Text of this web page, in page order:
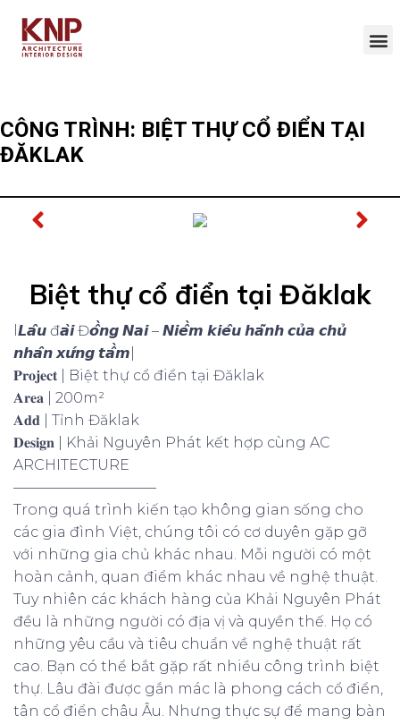
CÔNG TRÌNH: BIỆT THỰ CỔ ĐIỂN TẠI
ĐĂKLAK
Biệt thự cổ điển tại Đăklak
l𝙇𝙖̂𝙪 đ𝙖̀𝙞 Đ𝙤̂̀𝙣𝙜 𝙉𝙖𝙞 – 𝙉𝙞𝙚̂̀𝙢 𝙠𝙞𝙚̂𝙪 𝙝𝙖̃𝙣𝙝 𝙘𝙪̉𝙖 𝙘𝙝𝙪̉
𝙣𝙝𝙖̂𝙣 𝙭𝙪̛́𝙣𝙜 𝙩𝙖̂̀𝙢|
𝐏𝐫𝐨𝐣𝐞𝐜𝐭 | Biệt thự cổ điển tại Đăklak
𝐀𝐫𝐞𝐚 | 200m²
𝐀𝐝𝐝 | Tỉnh Đăklak
𝐃𝐞𝐬𝐢𝐠𝐧 | Khải Nguyên Phát kết hợp cùng AC
ARCHITECTURE
——————————
Trong quá trình kiến tạo không gian sống cho
các gia đình Việt, chúng tôi có cơ duyên gặp gỡ
với những gia chủ khác nhau. Mỗi người có một
hoàn cảnh, quan điểm khác nhau về nghệ thuật.
Tuy nhiên các khách hàng của Khải Nguyên Phát
đều là những người có địa vị và quyền thế. Họ có
những yêu cầu và tiêu chuẩn về nghệ thuật rất
cao. Bạn có thể bắt gặp rất nhiều công trình biệt
thự. Lâu đài được gắn mác là phong cách cổ điển,
tân cổ điển châu Âu. Nhưng thực sự để mang bàn